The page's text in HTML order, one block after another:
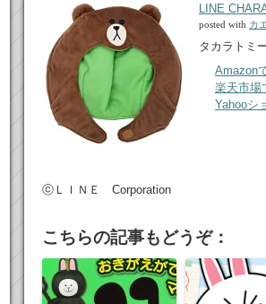
LINE
posted with カ
タカラトミ
Amazon
楽天市場
Yahooシ
ⓒＬＩＮＥ Corporation
こちらの記事もどうぞ：